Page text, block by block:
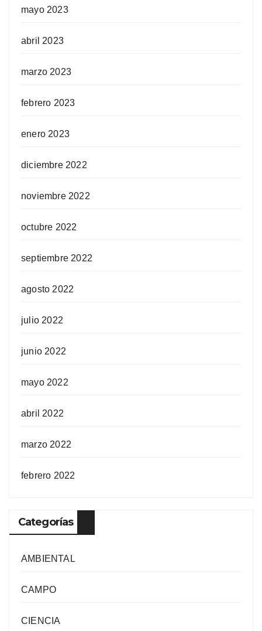
mayo 2023
abril 2023
marzo 2023
febrero 2023
enero 2023
diciembre 2022
noviembre 2022
octubre 2022
septiembre 2022
agosto 2022
julio 2022
junio 2022
mayo 2022
abril 2022
marzo 2022
febrero 2022
Categorías
AMBIENTAL
CAMPO
CIENCIA